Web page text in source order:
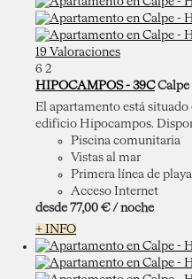
19 Valoraciones
6 2
HIPOCAMPOS - 39C Calpe
El apartamento está situado
edificio Hipocampos.
Piscina comunitaria
Vistas al mar
Primera línea de playa
Acceso Internet
desde 77,00 € / noche
+ INFO